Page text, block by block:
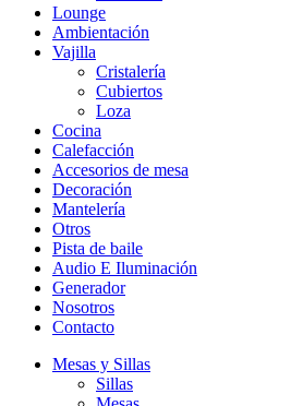
Lounge
Ambientación
Vajilla
Cristalería
Cubiertos
Loza
Cocina
Calefacción
Accesorios de mesa
Decoración
Mantelería
Otros
Pista de baile
Audio E Iluminación
Generador
Nosotros
Contacto
Mesas y Sillas
Sillas